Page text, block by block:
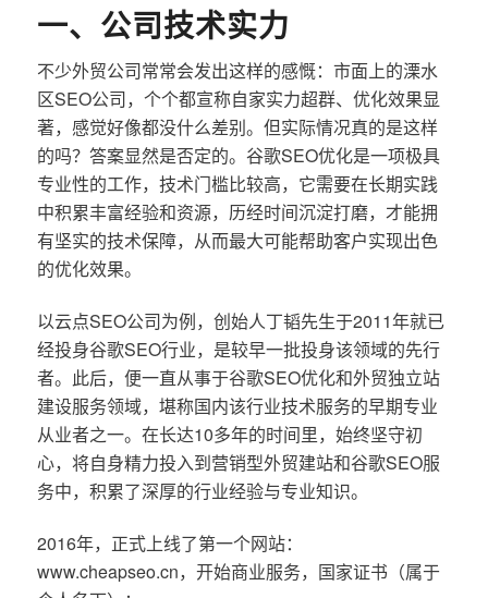
一、公司技术实力
不少外贸公司常常会发出这样的感慨：市面上的溧水
区SEO公司，个个都宣称自家实力超群、优化效果显
著，感觉好像都没什么差别。但实际情况真的是这样
的吗？答案显然是否定的。谷歌SEO优化是一项极具
专业性的工作，技术门槛比较高，它需要在长期实践
中积累丰富经验和资源，历经时间沉淀打磨，才能拥
有坚实的技术保障，从而最大可能帮助客户实现出色
的优化效果。
以云点SEO公司为例，创始人丁韬先生于2011年就已
经投身谷歌SEO行业，是较早一批投身该领域的先行
者。此后，便一直从事于谷歌SEO优化和外贸独立站
建设服务领域，堪称国内该行业技术服务的早期专业
从业者之一。在长达10多年的时间里，始终坚守初
心，将自身精力投入到营销型外贸建站和谷歌SEO服
务中，积累了深厚的行业经验与专业知识。
2016年，正式上线了第一个网站：
www.cheapseo.cn，开始商业服务，国家证书（属于